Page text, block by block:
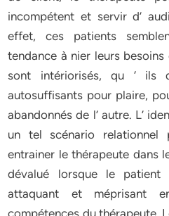
incompétent et servir d’
effet, ces patients
tendance à nier leurs besoins
sont intériorisés, qu ‘ ils
autosuffisants pour plaire,
abandonnés de l’ autre. L’
un tel scénario relationnel
entrainer le thérapeute dans
dévalué lorsque le patient
attaquant et méprisant
compétences du thérapeute.